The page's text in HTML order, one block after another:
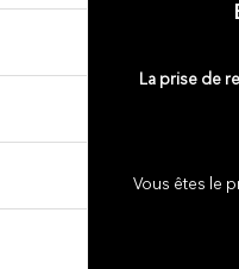
La prise de
Vous êtes le